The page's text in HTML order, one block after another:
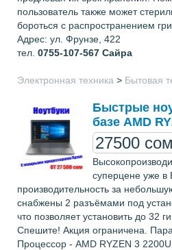
пользователь также может
бороться с распространением
Адрес: ул. Фрунзе, 422
тел. 0755-107-567 Сайра
Электронная техника > Бытовая
Быстрые
базе AMD
27500
суперцене уже в
производительность за
снабжены 2 разъёмами под
что позволяет установить до 32
Спешите! Акция ограничена.
Процессор - AMD RYZEN 3